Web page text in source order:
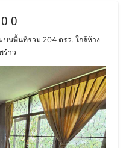
0
นพื้นที่รวม 204 ตรว. ใกล้ห้าง
ร้าว